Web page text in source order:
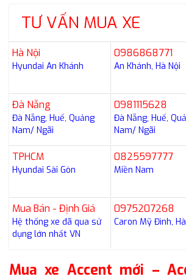
TƯ VẤN MUA XE
Hà Nội
Hyundai An Khánh
0986868771
An Khánh, Hà Nội
Đà Nẵng
Đà Nẵng, Huế, Quảng
Nam/ Ngãi
0981115628
Đà Nẵng, Huế,
Nam/ Ngãi
TPHCM
Hyundai Sài Gòn
0825597777
Miền Nam
Mua Bán - Định Giá
Hệ thống xe đã qua sử
dụng lớn nhất VN
0975207268
Caron Mỹ Đình,
Mua xe Accent mới –